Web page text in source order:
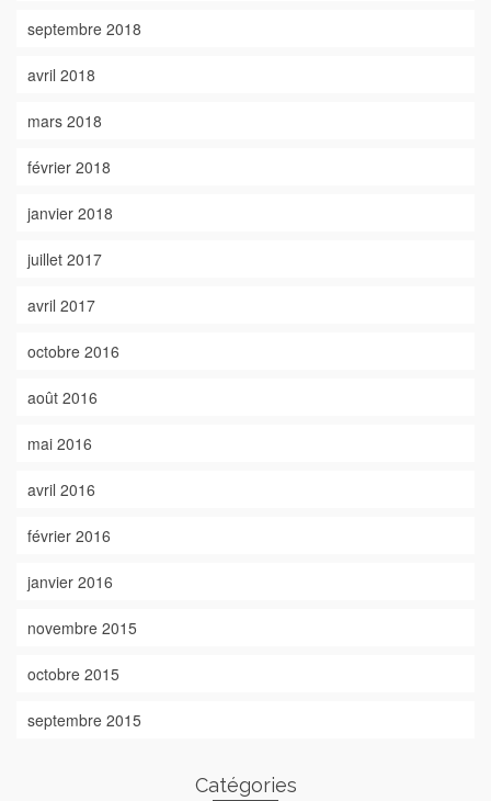
septembre 2018
avril 2018
mars 2018
février 2018
janvier 2018
juillet 2017
avril 2017
octobre 2016
août 2016
mai 2016
avril 2016
février 2016
janvier 2016
novembre 2015
octobre 2015
septembre 2015
Catégories